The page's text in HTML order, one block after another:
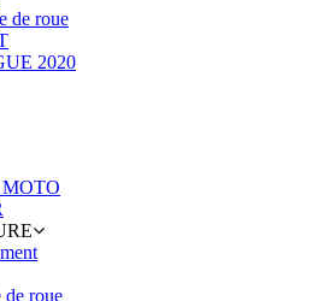
de roue
2020
de roue